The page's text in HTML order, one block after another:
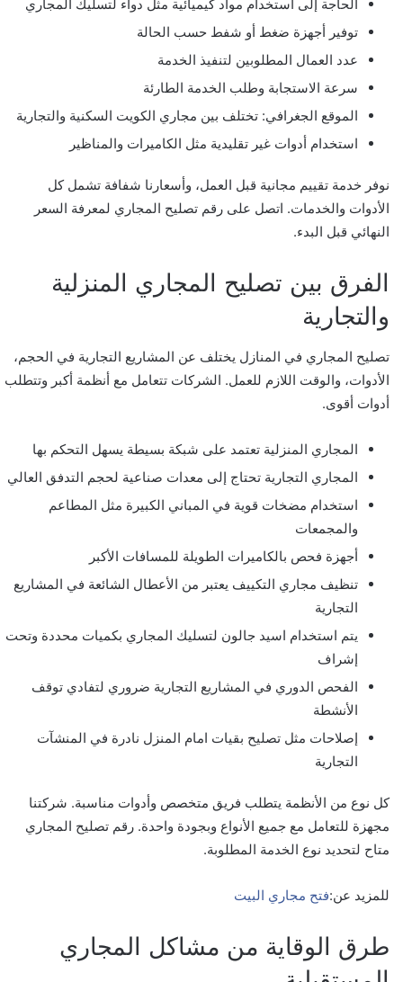
الحاجة إلى استخدام مواد كيميائية مثل دواء لتسليك المجاري
توفير أجهزة ضغط أو شفط حسب الحالة
عدد العمال المطلوبين لتنفيذ الخدمة
سرعة الاستجابة وطلب الخدمة الطارئة
الموقع الجغرافي: تختلف بين مجاري الكويت السكنية والتجارية
استخدام أدوات غير تقليدية مثل الكاميرات والمناظير
نوفر خدمة تقييم مجانية قبل العمل، وأسعارنا شفافة تشمل كل
الأدوات والخدمات. اتصل على رقم تصليح المجاري لمعرفة السعر
النهائي قبل البدء.
الفرق بين تصليح المجاري المنزلية
والتجارية
تصليح المجاري في المنازل يختلف عن المشاريع التجارية في الحجم،
الأدوات، والوقت اللازم للعمل. الشركات تتعامل مع أنظمة أكبر وتتطلب
أدوات أقوى.
المجاري المنزلية تعتمد على شبكة بسيطة يسهل التحكم بها
المجاري التجارية تحتاج إلى معدات صناعية لحجم التدفق العالي
استخدام مضخات قوية في المباني الكبيرة مثل المطاعم
والمجمعات
أجهزة فحص بالكاميرات الطويلة للمسافات الأكبر
تنظيف مجاري التكييف يعتبر من الأعطال الشائعة في المشاريع
التجارية
يتم استخدام اسيد جالون لتسليك المجاري بكميات محددة وتحت
إشراف
الفحص الدوري في المشاريع التجارية ضروري لتفادي توقف
الأنشطة
إصلاحات مثل تصليح بقيات امام المنزل نادرة في المنشآت
التجارية
كل نوع من الأنظمة يتطلب فريق متخصص وأدوات مناسبة. شركتنا
مجهزة للتعامل مع جميع الأنواع وبجودة واحدة. رقم تصليح المجاري
متاح لتحديد نوع الخدمة المطلوبة.
للمزید عن:فتح مجاري البيت
طرق الوقاية من مشاكل المجاري